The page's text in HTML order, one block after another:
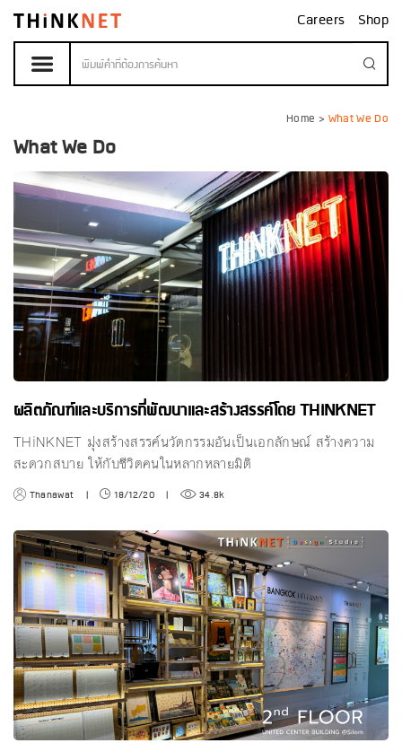
Careers Shop
Home > What We Do
What We Do
ผลิตภัณฑ์และบริการที่พัฒนาและสร้างสรรค์โดย THiNKNET
THiNKNET มุ่งสร้างสรรค์นวัตกรรมอันเป็นเอกลักษณ์ สร้างความ
สะดวกสบาย ให้กับชีวิตคนในหลากหลายมิติ
Thanawat | 18/12/20 | 34.8k